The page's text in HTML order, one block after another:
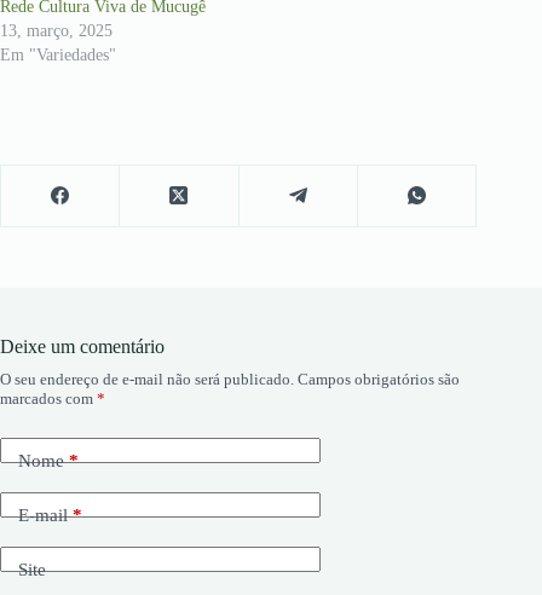
Rede Cultura Viva de Mucugê
13, março, 2025
Em "Variedades"
Deixe um comentário
O seu endereço de e-mail não será publicado. Campos obrigatórios são
marcados com *
Nome*
E-mail*
Site